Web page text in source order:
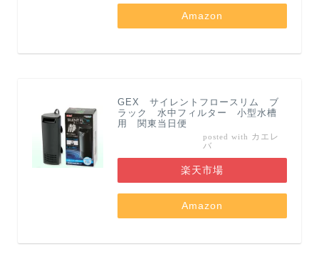
Amazon
GEX サイレントフロースリム ブ
ラック 水中フィルター 小型水槽
用 関東当日便
posted with カエレ
バ
楽天市場
Amazon